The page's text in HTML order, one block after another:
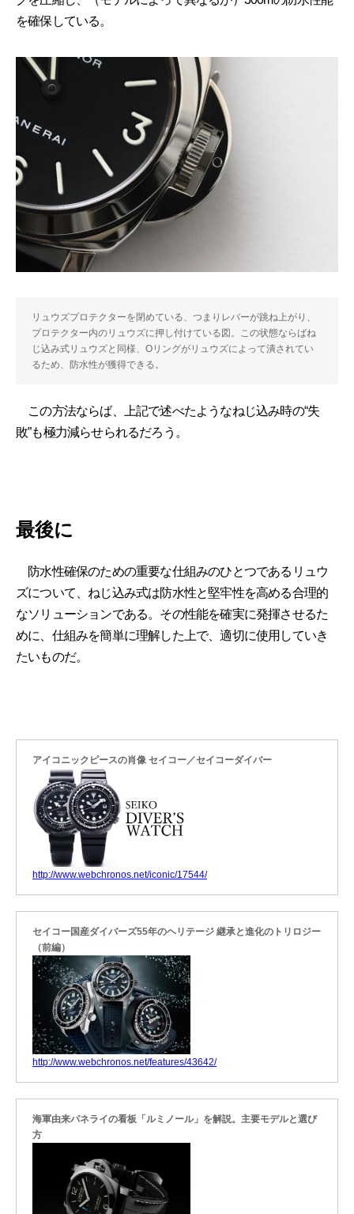
を確保している。
リュウズプロテクターを閉めている、つまりレバーが跳ね上がり、
プロテクター内のリュウズに押し付けている図。この状態ならばね
じ込み式リュウズと同様、Oリングがリュウズによって潰されてい
るため、防水性が獲得できる。
この方法ならば、上記で述べたようなねじ込み時の“失
敗”も極力減らせられるだろう。
最後に
防水性確保のための重要な仕組みのひとつであるリュウ
ズについて、ねじ込み式は防水性と堅牢性を高める合理的
なソリューションである。その性能を確実に発揮させるた
めに、仕組みを簡単に理解した上で、適切に使用していき
たいものだ。
アイコニックピースの肖像 セイコー／セイコーダイバー
http://www.webchronos.net/iconic/17544/
セイコー国産ダイバーズ55年のヘリテージ 継承と進化のトリロジー
（前編）
http://www.webchronos.net/features/43642/
海軍由来パネライの看板「ルミノール」を解説。主要モデルと選び
方